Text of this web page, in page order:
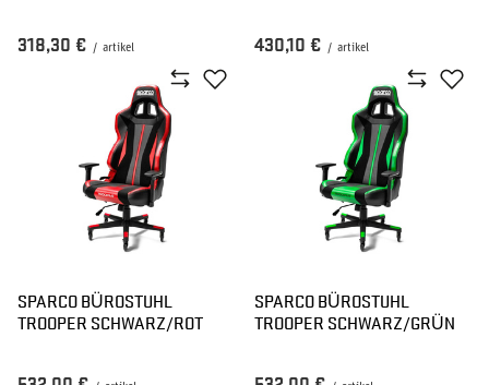
318,30 € / artikel 430,10 € / artikel
SPARCO BÜROSTUHL
TROOPER SCHWARZ/ROT
SPARCO BÜROSTUHL
TROOPER SCHWARZ/GRÜN